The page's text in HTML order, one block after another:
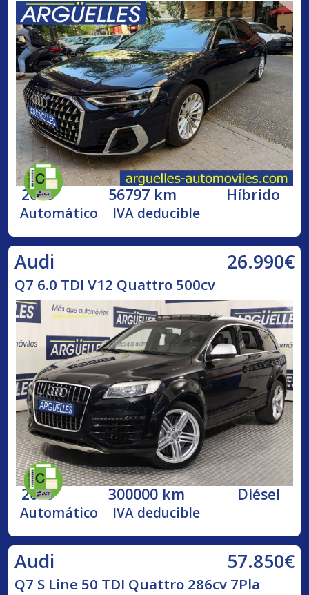
2023 56797 km Híbrido
Automático IVA deducible
Audi 26.990€
Q7 6.0 TDI V12 Quattro 500cv
2009 300000 km Diésel
Automático IVA deducible
Audi 57.850€
Q7 S Line 50 TDI Quattro 286cv 7Pla